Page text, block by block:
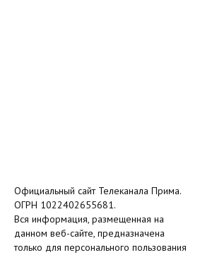
Официальный сайт Телеканала Прима.
ОГРН 1022402655681.
Вся информация, размещенная на
данном веб-сайте, предназначена
только для персонального пользования